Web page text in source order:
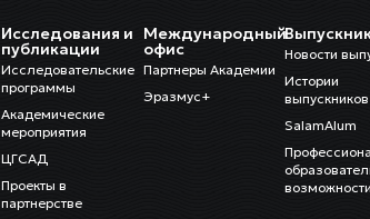
Рысбек
Азамат
Ассистент
Исследования и
публикации
Исследовательские
программы
Академические
мероприятия
ЦГСАД
Проекты в
партнерстве
Международный
офис
Партнеры Академии
Эразмус+
Новости
Истории
выпускников
SalamAlum
возможности